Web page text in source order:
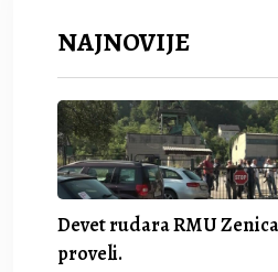
NAJNOVIJE
Devet rudara RMU
proveli.